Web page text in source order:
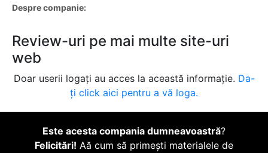
Despre companie:
Review-uri pe mai multe site-uri
web
Doar userii logați au acces la această informație. Da-
ți click aici pentru a vă loga.
Este acesta compania dumneavoastră?
Felicitări! Aă cum să primești materialele de